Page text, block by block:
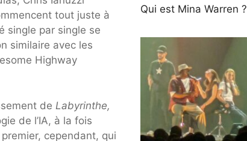
tout juste à
single par single se
similaire avec les
Highway
de Labyrinthe,
de l’IA, à la fois
cependant, qui
Qui est Mina Warren ?